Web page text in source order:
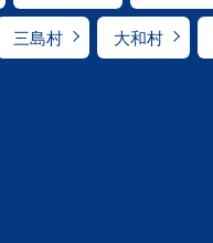
三島村 大和村